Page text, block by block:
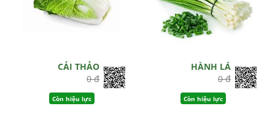
CẢI THẢO
0 đ
Còn hiệu lực
HÀNH LÁ
0 đ
Còn hiệu lực